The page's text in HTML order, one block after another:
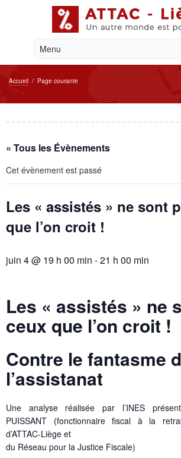
Accueil / Page courante
« Tous les Évènements
Cet évènement est passé
Les « assistés » ne sont
que l’on croit !
juin 4 @ 19 h 00 min -21 h 00 min
Les « assistés » ne
ceux que l’on croit !
Contre le fantasme
l’assistanat
Une analyse réalisée par l’INES
PUISSANT (fonctionnaire fiscal à la
d’ATTAC-Liège et
du Réseau pour la Justice Fiscale)